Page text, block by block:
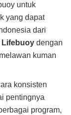
untuk
yang dapat
dari
Lifebuoydengan
kuman
konsisten
pentingnya
program,